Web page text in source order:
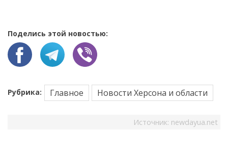
Поделись этой новостью:
Рубрика: Главное Новости Херсона и области
Источник: newdayua.net